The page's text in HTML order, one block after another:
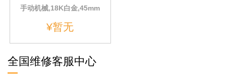
手动机械,18K白金,45mm
¥暂无
全国维修客服中心